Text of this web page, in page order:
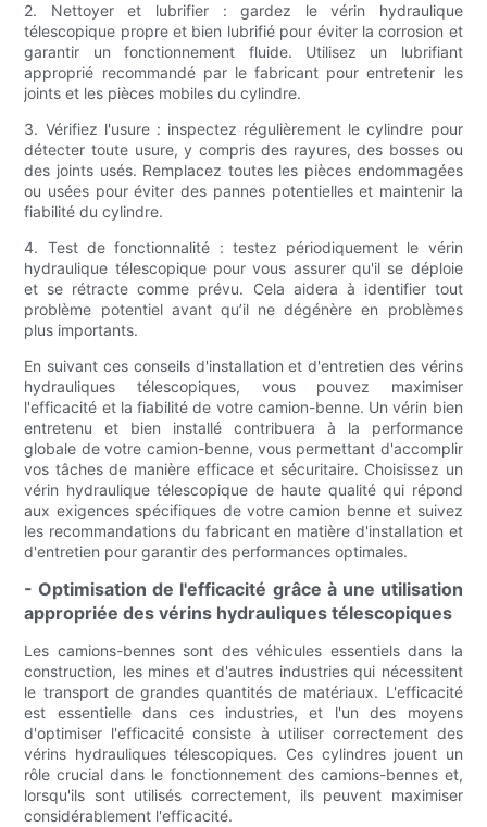
2. Nettoyer et lubrifier : gardez le vérin hydraulique
télescopique propre et bien lubrifié pour éviter la corrosion et
garantir un fonctionnement fluide. Utilisez un lubrifiant
approprié recommandé par le fabricant pour entretenir les
joints et les pièces mobiles du cylindre.
3. Vérifiez l'usure : inspectez régulièrement le cylindre pour
détecter toute usure, y compris des rayures, des bosses ou
des joints usés. Remplacez toutes les pièces endommagées
ou usées pour éviter des pannes potentielles et maintenir la
fiabilité du cylindre.
4. Test de fonctionnalité : testez périodiquement le vérin
hydraulique télescopique pour vous assurer qu'il se déploie
et se rétracte comme prévu. Cela aidera à identifier tout
problème potentiel avant qu’il ne dégénère en problèmes
plus importants.
En suivant ces conseils d'installation et d'entretien des vérins
hydrauliques télescopiques, vous pouvez maximiser
l'efficacité et la fiabilité de votre camion-benne. Un vérin bien
entretenu et bien installé contribuera à la performance
globale de votre camion-benne, vous permettant d'accomplir
vos tâches de manière efficace et sécuritaire. Choisissez un
vérin hydraulique télescopique de haute qualité qui répond
aux exigences spécifiques de votre camion benne et suivez
les recommandations du fabricant en matière d'installation et
d'entretien pour garantir des performances optimales.
- Optimisation de l'efficacité grâce à une utilisation
appropriée des vérins hydrauliques télescopiques
Les camions-bennes sont des véhicules essentiels dans la
construction, les mines et d'autres industries qui nécessitent
le transport de grandes quantités de matériaux. L'efficacité
est essentielle dans ces industries, et l'un des moyens
d'optimiser l'efficacité consiste à utiliser correctement des
vérins hydrauliques télescopiques. Ces cylindres jouent un
rôle crucial dans le fonctionnement des camions-bennes et,
lorsqu'ils sont utilisés correctement, ils peuvent maximiser
considérablement l'efficacité.